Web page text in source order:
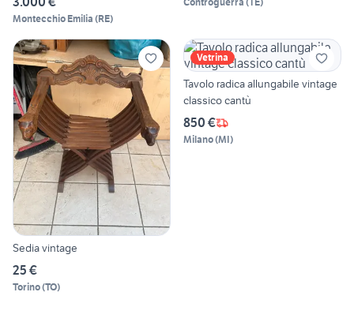
Montecchio Emilia (RE)
Sedia vintage
25 €
Torino(TO)
Vetrina
Tavolo radica allungabile vintage
classico cantù
850 €
Milano(MI)